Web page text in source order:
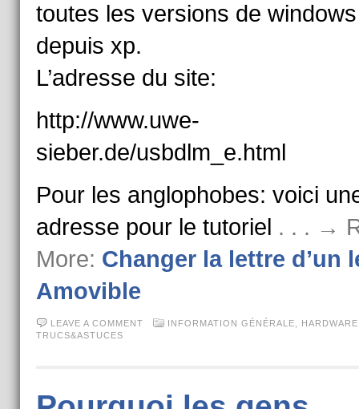
toutes les versions de windows
depuis xp.
L’adresse du site:
http://www.uwe-
sieber.de/usbdlm_e.html
Pour les anglophobes: voici
adresse pour le tutoriel . . . →
More: Changer la lettre d’un
Amovible
LEAVE A COMMENT INFORMATION GÉNÉRALE HARDWARE
TRUCS&ASTUCES